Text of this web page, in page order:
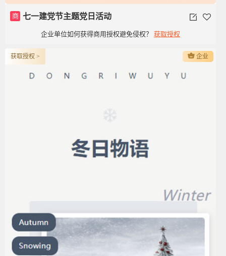
商 七一建党节主题党日活动
企业单位如何获得商用授权避免侵权？ 获取授权
获取授权 > 企业